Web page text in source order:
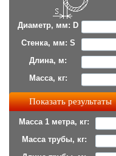
Диаметр, мм: D
Стенка, мм: S
Длина, м:
Масса, кг:
Масса 1 метра, кг:
Масса трубы, кг: